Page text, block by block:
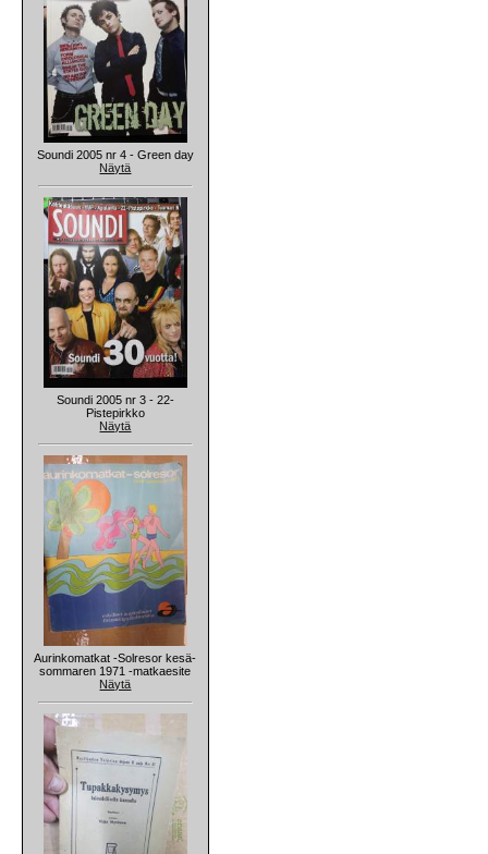
Soundi 2005 nr 4 - Green day
Näytä
Soundi 2005 nr 3 - 22-
Pistepirkko
Näytä
Aurinkomatkat -Solresor kesä-
sommaren 1971 -matkaesite
Näytä